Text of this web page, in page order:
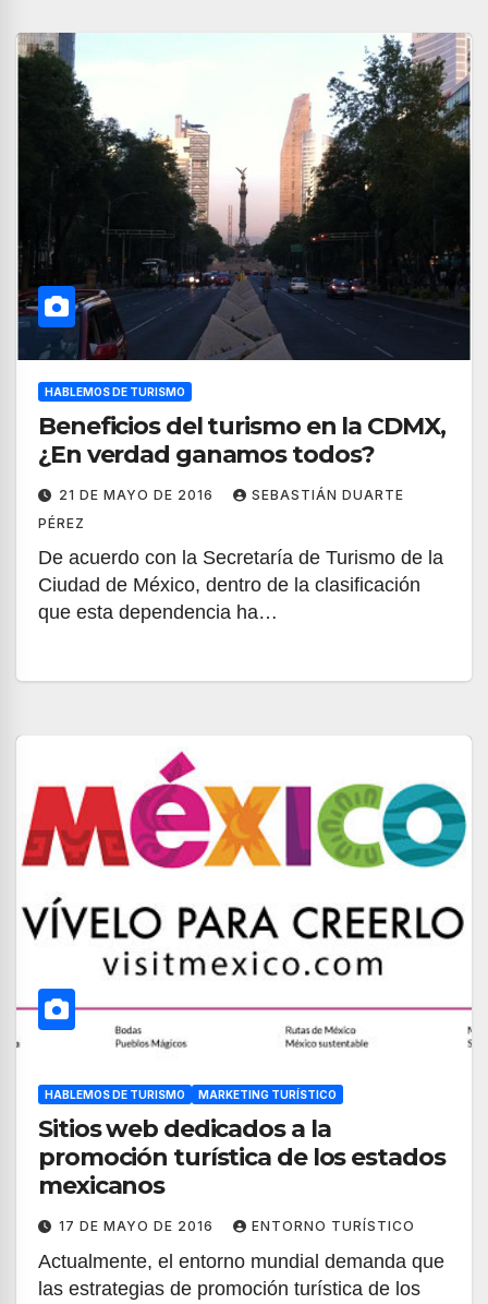
HABLEMOS DE TURISMO
Beneficios del turismo en la CDMX,
¿En verdad ganamos todos?
21 DE MAYO DE 2016
SEBASTIÁN DUARTE
PÉREZ
De acuerdo con la Secretaría de Turismo de la
Ciudad de México, dentro de la clasificación
que esta dependencia ha…
HABLEMOS DE TURISMO MARKETING TURÍSTICO
Sitios web dedicados a la
promoción turística de los estados
mexicanos
17 DE MAYO DE 2016 ENTORNO TURÍSTICO
Actualmente, el entorno mundial demanda que
las estrategias de promoción turística de los